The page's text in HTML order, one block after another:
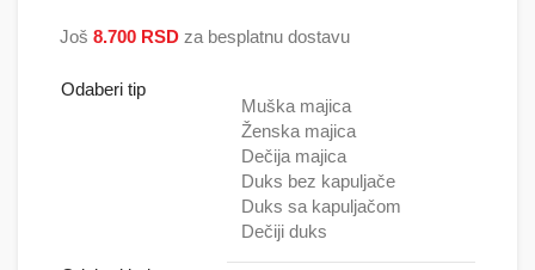
5.000 RSD
Još 8.700 RSD za besplatnu dostavu
Odaberi tip
Muška majica
Ženska majica
Dečija majica
Duks bez kapuljače
Duks sa kapuljačom
Dečiji duks